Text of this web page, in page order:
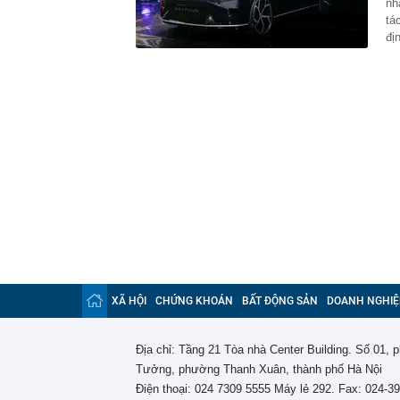
XÃ HỘI CHỨNG KHOÁN BẤT ĐỘNG SẢN DOANH
Địa chỉ: Tầng 21 Tòa nhà Center Building. Số 01,
Tưởng, phường Thanh Xuân, thành phố Hà Nội
Điện thoại: 024 7309 5555 Máy lẻ 292. Fax: 024-